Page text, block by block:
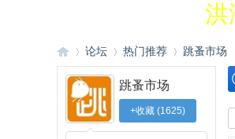
洪
洪»
论坛
›
热门推荐 跳蚤市场
跳蚤市场
+收藏 (1625)
◆
◆